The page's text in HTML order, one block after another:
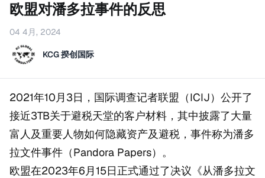
欧盟对潘多拉事件的反思
04 4月, 2024
KCG 揆创国际
2021年10月3日，国际调查记者联盟（ICIJ）公开了
接近3TB关于避税天堂的客户材料，其中披露了大量
富人及重要人物如何隐藏资产及避税，事件称为潘多
拉文件事件（Pandora Papers）。
欧盟在2023年6月15日正式通过了决议《从潘多拉文